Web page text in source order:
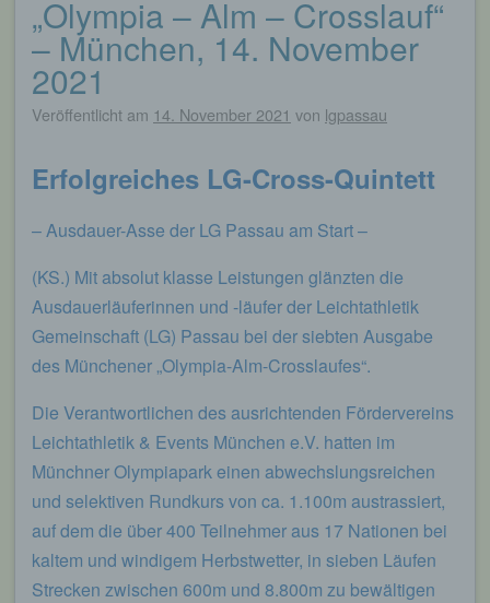
Beitragsnavigation
„Olympia – Alm – Crosslauf“
– München, 14. November
2021
Veröffentlicht am 14. November 2021 von lgpassau
Erfolgreiches LG-Cross-Quintett
– Ausdauer-Asse der LG Passau am Start –
(KS.) Mit absolut klasse Leistungen glänzten die
Ausdauerläuferinnen und -läufer der Leichtathletik
Gemeinschaft (LG) Passau bei der siebten Ausgabe
des Münchener „Olympia-Alm-Crosslaufes“.
Die Verantwortlichen des ausrichtenden Fördervereins
Leichtathletik & Events München e.V. hatten im
Münchner Olympiapark einen abwechslungsreichen
und selektiven Rundkurs von ca. 1.100m austrassiert,
auf dem die über 400 Teilnehmer aus 17 Nationen bei
kaltem und windigem Herbstwetter, in sieben Läufen
Strecken zwischen 600m und 8.800m zu bewältigen